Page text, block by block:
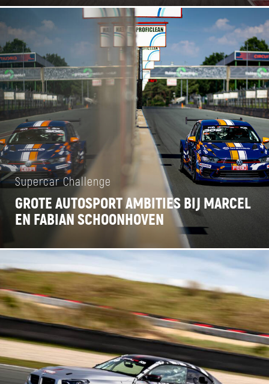
Supercar Challenge
GROTE AUTOSPORT AMBITIES BIJ MARCEL
EN FABIAN SCHOONHOVEN